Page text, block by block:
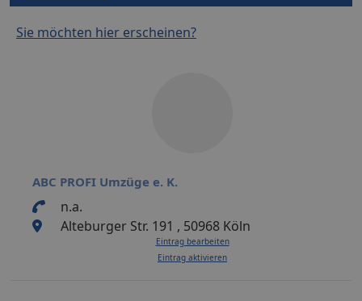
Sie möchten hier erscheinen?
ABC PROFI Umzüge e. K.
n.a.
Alteburger Str. 191 , 50968 Köln
Eintrag bearbeiten
Eintrag aktivieren